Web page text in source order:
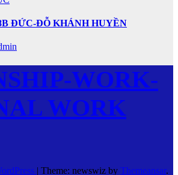
ĐỨC-ĐỖ KHÁNH HUYỀN
WORK-
WORK
| Theme: newswiz by Themeansar.